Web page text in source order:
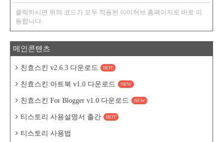
클릭하시면 위의 코드가 모두 적용된 아이허브 홈페이지로 바로 이
동합니다.
메인콘텐츠
친효스킨 v2.6.3 다운로드 HOT
친효스킨:아트북 v1.0 다운로드 NEW
친효스킨 For Blogger v1.0 다운로드 NEW
티스토리 사용설명서 출간 HOT
티스토리 사용법